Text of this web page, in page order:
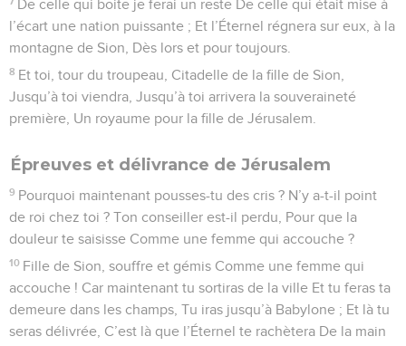
De celle qui boite je ferai un reste De celle qui était mise à
l’écart une nation puissante ; Et l’Éternel régnera sur eux, à la
montagne de Sion, Dès lors et pour toujours.
8 Et toi, tour du troupeau, Citadelle de la fille de Sion,
Jusqu’à toi viendra, Jusqu’à toi arrivera la souveraineté
première, Un royaume pour la fille de Jérusalem.
Épreuves et délivrance de Jérusalem
9 Pourquoi maintenant pousses-tu des cris ? N’y a-t-il point
de roi chez toi ? Ton conseiller est-il perdu, Pour que la
douleur te saisisse Comme une femme qui accouche ?
10 Fille de Sion, souffre et gémis Comme une femme qui
accouche ! Car maintenant tu sortiras de la ville Et tu feras ta
demeure dans les champs, Tu iras jusqu’à Babylone ; Et là tu
seras délivrée, C’est là que l’Éternel te rachètera De la main